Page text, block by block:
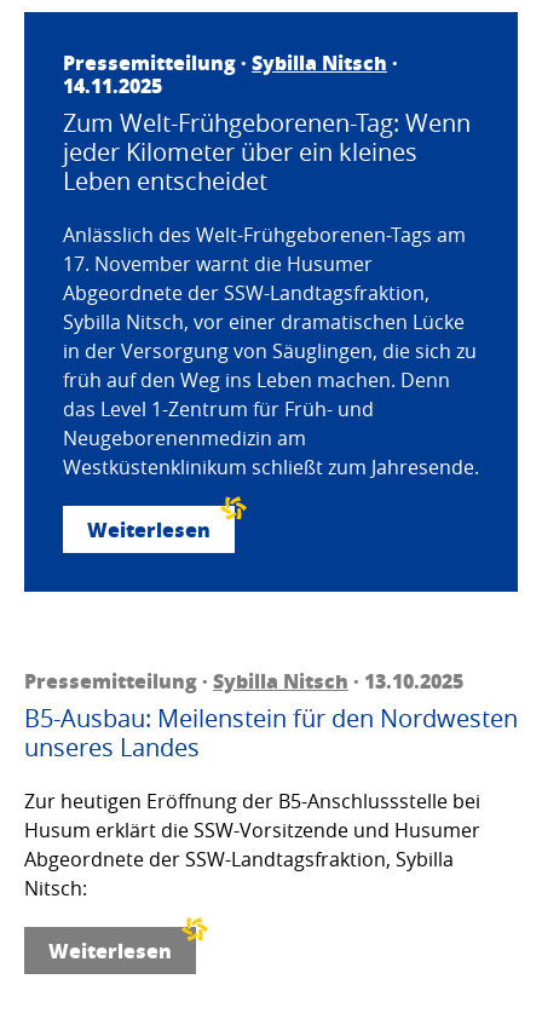
Pressemitteilung · Sybilla Nitsch ·
14.11.2025
Zum Welt-Frühgeborenen-Tag: Wenn
jeder Kilometer über ein kleines
Leben entscheidet
Anlässlich des Welt-Frühgeborenen-Tags am
17. November warnt die Husumer
Abgeordnete der SSW-Landtagsfraktion,
Sybilla Nitsch, vor einer dramatischen Lücke
in der Versorgung von Säuglingen, die sich zu
früh auf den Weg ins Leben machen. Denn
das Level 1-Zentrum für Früh- und
Neugeborenenmedizin am
Westküstenklinikum schließt zum Jahresende.
Weiterlesen
Pressemitteilung · Sybilla Nitsch · 13.10.2025
B5-Ausbau: Meilenstein für den Nordwesten
unseres Landes
Zur heutigen Eröffnung der B5-Anschlussstelle bei
Husum erklärt die SSW-Vorsitzende und Husumer
Abgeordnete der SSW-Landtagsfraktion, Sybilla
Nitsch:
Weiterlesen